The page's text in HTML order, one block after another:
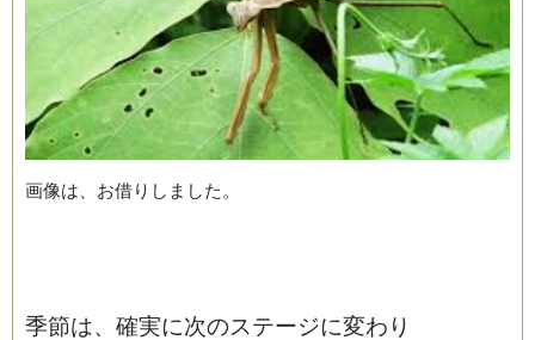
画像は、お借りしました。
季節は、確実に次のステージに変わり